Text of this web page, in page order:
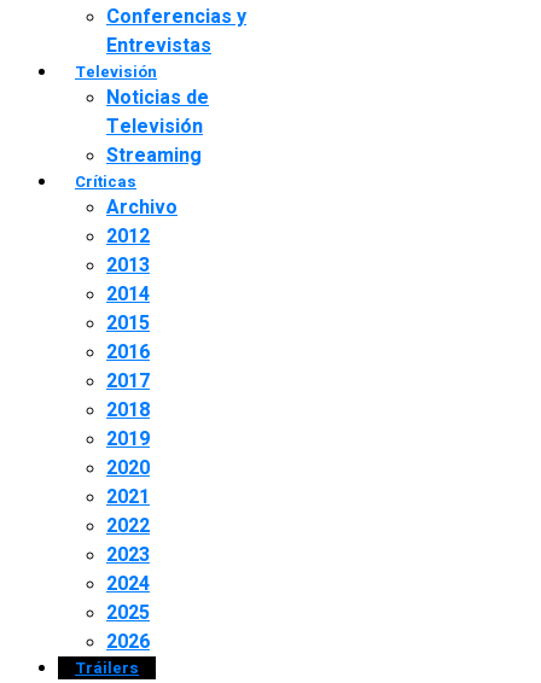
Conferencias y
Entrevistas
Televisión
Noticias de
Televisión
Streaming
Críticas
Archivo
2012
2013
2014
2015
2016
2017
2018
2019
2020
2021
2022
2023
2024
2025
2026
Tráilers